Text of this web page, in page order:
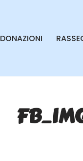
DONAZIONI